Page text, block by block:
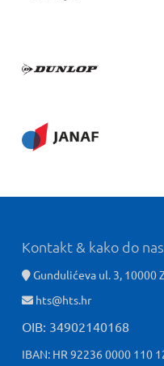
Kontakt & kako do nas
Gundulićeva ul. 3, 10000
hts@hts.hr
OIB: 34902140168
IBAN: HR 92236 0000 110